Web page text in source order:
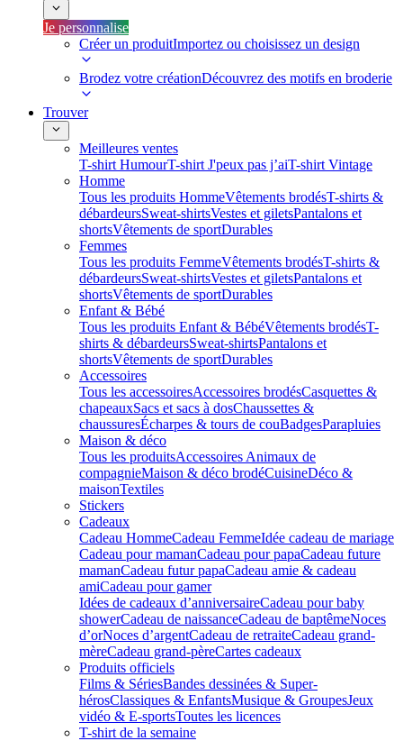
Je personnalise
Créer un produitImportez ou choisissez un design
Brodez votre créationDécouvrez des motifs en broderie
Trouver
Meilleures ventes
T-shirt HumourT-shirt J'peux pas j’aiT-shirt Vintage
Homme
Tous les produits HommeVêtements brodésT-shirts &
débardeursSweat-shirtsVestes et giletsPantalons et
shortsVêtements de sportDurables
Femmes
Tous les produits FemmeVêtements brodésT-shirts &
débardeursSweat-shirtsVestes et giletsPantalons et
shortsVêtements de sportDurables
Enfant & Bébé
Tous les produits Enfant & BébéVêtements brodésT-
shirts & débardeursSweat-shirtsPantalons et
shortsVêtements de sportDurables
Accessoires
Tous les accessoiresAccessoires brodésCasquettes &
chapeauxSacs et sacs à dosChaussettes &
chaussuresÉcharpes & tours de couBadgesParapluies
Maison & déco
Tous les produitsAccessoires Animaux de
compagnieMaison & déco brodéCuisineDéco &
maisonTextiles
Stickers
Cadeaux
Cadeau HommeCadeau FemmeIdée cadeau de mariage​
Cadeau pour mamanCadeau pour papaCadeau future
mamanCadeau futur papaCadeau amie & cadeau
amiCadeau pour gamer
Idées de cadeaux d’anniversaireCadeau pour baby
showerCadeau de naissanceCadeau de baptêmeNoces
d’orNoces d’argentCadeau de retraiteCadeau grand-
mèreCadeau grand-pèreCartes cadeaux
Produits officiels
Films & SériesBandes dessinées & Super-
hérosClassiques & EnfantsMusique & GroupesJeux
vidéo & E-sportsToutes les licences
T-shirt de la semaine